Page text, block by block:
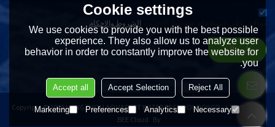
توافق على استخدام شروط الخدمة,الشروط والاحكام
إرسال
Copyright © 2026HANGZHOU AQUASUST WATER TECHNOLOGY CO., LTDSupport
By
BEE Cloud
Cookie settings
We use cookies to provide you with the best possible
experience. They also allow us to analyze user
behavior in order to constantly improve the website for
you.
Reject All
Accept Selection
Accept all
Necessary
Analytics
Preferences
Marketing